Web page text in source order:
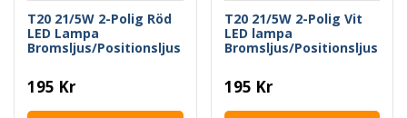
T20 21/5W 2-Polig Röd
LED Lampa
Bromsljus/Positionsljus
195 Kr
T20 21/5W 2-Polig Vit
LED lampa
Bromsljus/Positionsljus
195 Kr